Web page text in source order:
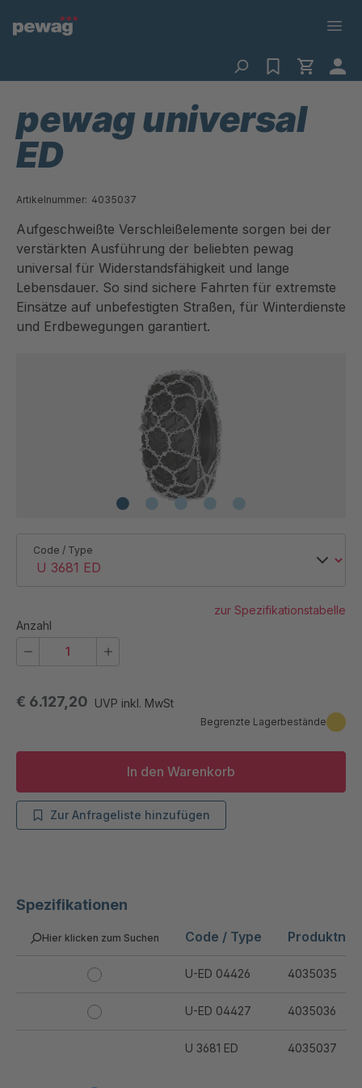
Spezifikationen
Hier klicken zum Suchen Code / Type
U-ED 04426 4035035
U-ED 04427 4035036
U 3681 ED 4035037
pewag universal
ED
Artikelnummer: 4035037
Aufgeschweißte Verschleißelemente sorgen bei der
verstärkten Ausführung der beliebten pewag
universal für Widerstandsfähigkeit und lange
Lebensdauer. So sind sichere Fahrten für extremste
Einsätze auf unbefestigten Straßen, für Winterdienste
und Erdbewegungen garantiert.
€ 6.127,20 UVP inkl. MwSt
Begrenzte Lagerbestände
Code / Type
zur Spezifikationstabelle
Anzahl
In den Warenkorb
Zur Anfrageliste hinzufügen